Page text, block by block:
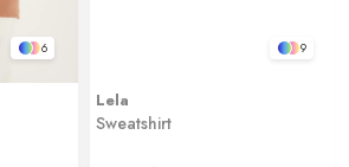
6 9
Lela
Sweatshirt